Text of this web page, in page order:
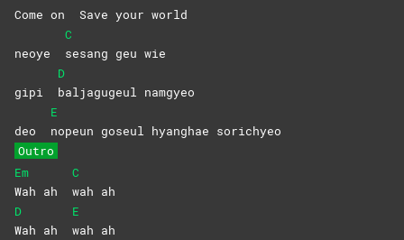
Come on Save your world
neoye
C
sesang geu wie
gipi
D
baljagugeul namgyeo
deo
E
nopeun goseul hyanghae sorichyeo
Outro
Em
Wah ah
C
wah ah
D
Wah ah
E
wah ah